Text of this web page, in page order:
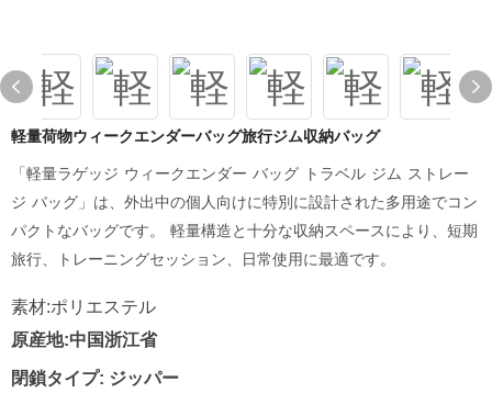
軽量荷物ウィークエンダーバッグ旅行ジム収納バッグ
「軽量ラゲッジ ウィークエンダー バッグ トラベル ジム ストレー
ジ バッグ」は、外出中の個人向けに特別に設計された多用途でコン
パクトなバッグです。 軽量構造と十分な収納スペースにより、短期
旅行、トレーニングセッション、日常使用に最適です。
素材:ポリエステル
原産地:中国浙江省
閉鎖タイプ: ジッパー